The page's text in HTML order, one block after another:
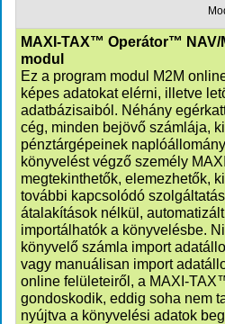
MAXI-TAX™ Operátor™ NAV/
modul
Ez a program modul M2M
képes adatokat elérni, illetve
adatbázisaiból. Néhány
cég, minden bejövő számlája,
pénztárgépeinek
könyvelést végző személy
megtekinthetők, elemezhetők,
további kapcsolódó
átalakítások nélkül,
importálhatók a könyvelésbe.
könyvelő számla import
vagy manuálisan import
online felületeiről, a
gondoskodik, eddig soha nem
nyújtva a könyvelési adatok